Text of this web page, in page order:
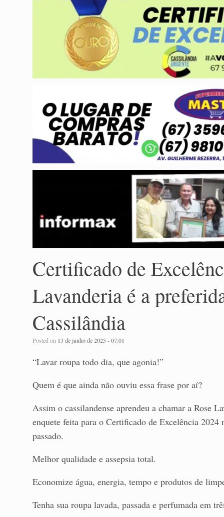
Certificado de
Lavanderia é a
Cassilândia
Posted on 13 de junho de 2025 - 07:01
“Lavar roupa todo dia, que agonia!”
Quem é que ainda não ouviu essa frase por aí?
Assim o cassilandense aprendeu a chamar a Rose
enquete feita para o Certificado de Excelência 2024
passado.
Melhor qualidade e assepsia total.
Economize água, energia, tempo e produtos de
Tenha sua roupa lavada, passada e perfumada em